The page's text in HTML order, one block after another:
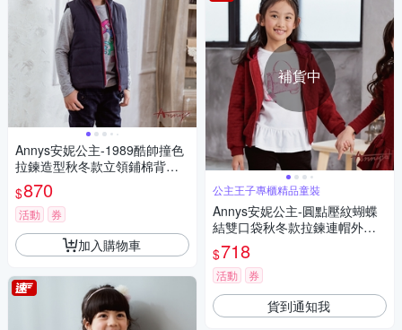
Annys安妮公主-1989酷帥撞色
拉鍊造型秋冬款立領鋪棉背心*
0477藍色
$870
活動 券
加入購物車
補貨中
公主王子專櫃精品童裝
Annys安妮公主-圓點壓紋蝴蝶
結雙口袋秋冬款拉鍊連帽外套*
9417紅色
$718
活動 券
貨到通知我